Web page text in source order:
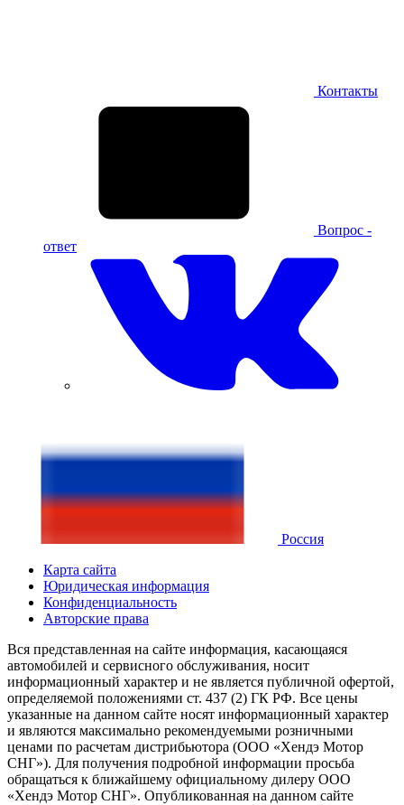
Контакты
Вопрос -
ответ
Россия
Карта сайта
Юридическая информация
Конфиденциальность
Авторские права
Вся представленная на сайте информация, касающаяся
автомобилей и сервисного обслуживания, носит
информационный характер и не является публичной офертой,
определяемой положениями ст. 437 (2) ГК РФ. Все цены
указанные на данном сайте носят информационный характер
и являются максимально рекомендуемыми розничными
ценами по расчетам дистрибьютора (ООО «Хендэ Мотор
СНГ»). Для получения подробной информации просьба
обращаться к ближайшему официальному дилеру ООО
«Хендэ Мотор СНГ». Опубликованная на данном сайте